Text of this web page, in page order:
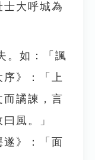
大呼城為
。如：「諷
》：「上
而譎諫，言
風。」
遂》：「面